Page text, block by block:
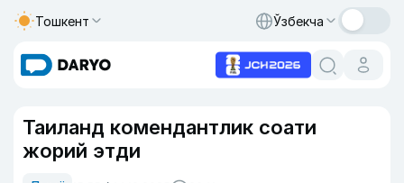
Тошкент Ўзбекча
Таиланд комендантлик соати
жорий этди